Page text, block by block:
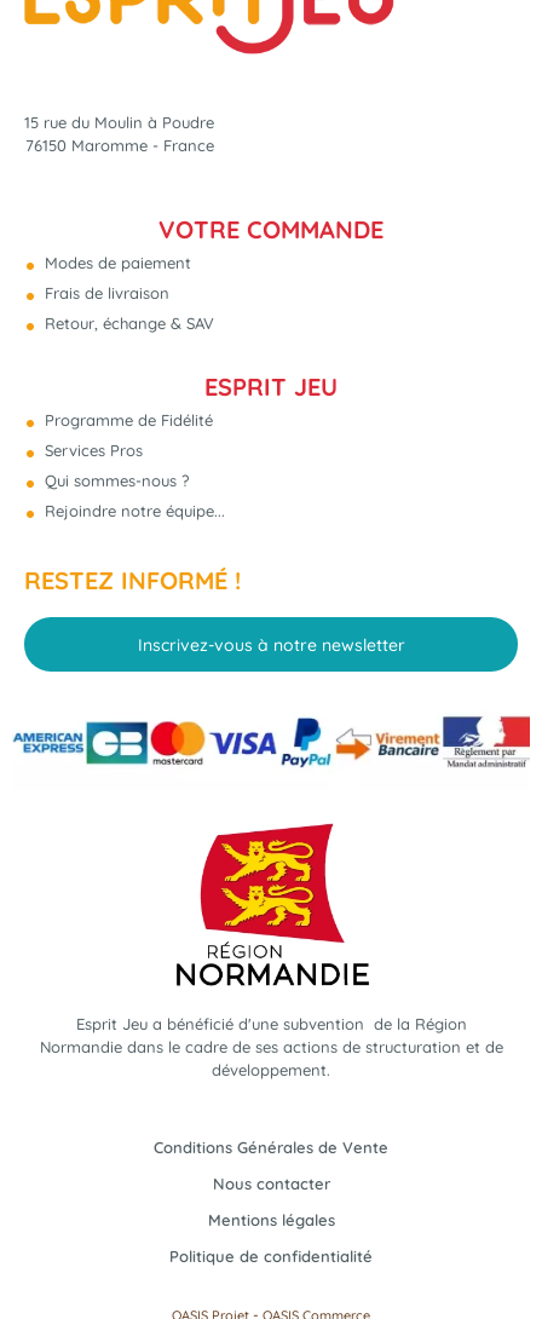
15 rue du Moulin à Poudre
76150 Maromme - France
VOTRE COMMANDE
Modes de paiement
Frais de livraison
Retour, échange & SAV
ESPRIT JEU
Programme de Fidélité
Services Pros
Qui sommes-nous ?
Rejoindre notre équipe...
RESTEZ INFORMÉ !
Inscrivez-vous à notre newsletter
Esprit Jeu a bénéficié d'une subvention de la Région
Normandie dans le cadre de ses actions de structuration et de
développement.
Conditions Générales de Vente
Nous contacter
Mentions légales
Politique de confidentialité
OASIS Projet - OASIS Commerce